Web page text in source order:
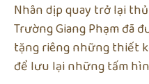
Nhân dịp quay trở lại
Trường Giang Phạm đã
tặng riêng những thiết
để lưu lại những tấm